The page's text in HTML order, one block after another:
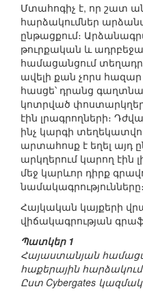
Մտահոգիչ է, որ շատ
հարձակումներ
ընթացքում։
թուրքական և
համացանցում
ավելի քան չորս
հասցե՝ դրանց
կոտրված
էին լրագրողների։
ինչ կարգի
արտահոսք է եղել այդ
արկղերում կարող էին
մեջ կարևոր դիրք
նամակագրությունները։
Հայկական կայքերի
վիճակագրության
Պատկեր 1
Հայաստանյան
հաքերային
Ըստ Cybergates